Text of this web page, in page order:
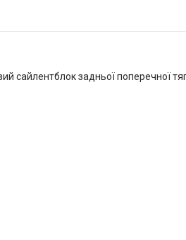
сайлентблок задньої поперечної